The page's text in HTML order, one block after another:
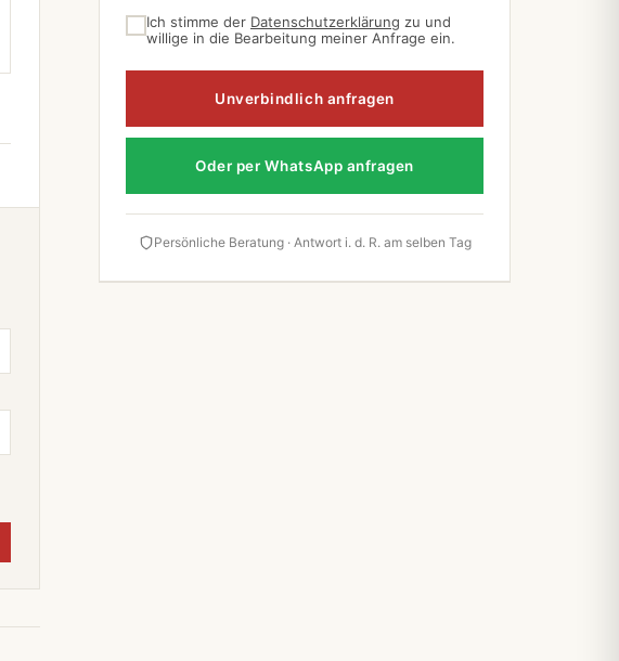
Ich stimme der Datenschutzerklärung zu und
willige in die Bearbeitung meiner Anfrage ein.
Unverbindlich anfragen
Oder per WhatsApp anfragen
Persönliche Beratung · Antwort i. d. R. am selben Tag